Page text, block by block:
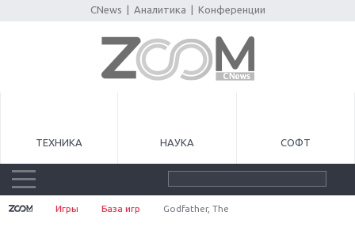
CNews Аналитика Конференции
ТЕХНИКА НАУКА СОФТ
Игры База игр Godfather, The